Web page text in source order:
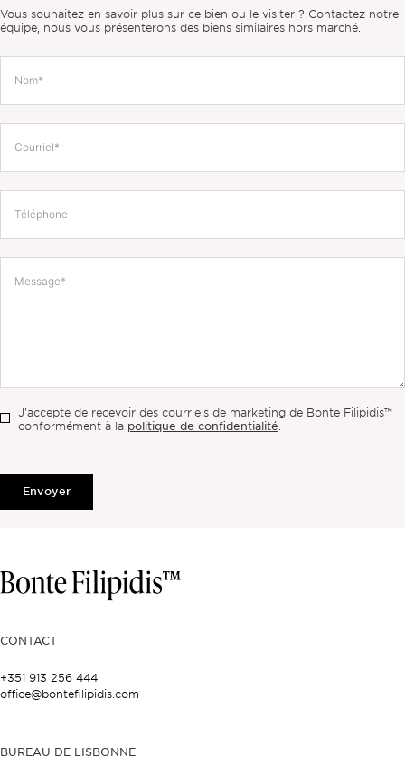
Vous souhaitez en savoir plus sur ce bien ou le visiter ? Contactez notre
équipe, nous vous présenterons des biens similaires hors marché.
J'accepte de recevoir des courriels de marketing de Bonte Filipidis™
conformément à la politique de confidentialité.
Envoyer
CONTACT
+351 913 256 444
office@bontefilipidis.com
BUREAU DE LISBONNE